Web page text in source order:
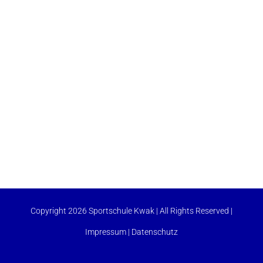
Copyright 2026 Sportschule Kwak | All Rights Reserved |
Impressum | Datenschutz